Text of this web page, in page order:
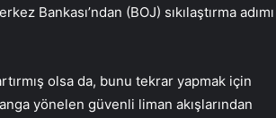
Bankası’ndan (BOJ) sıkılaştırma adımı
olsa da, bunu tekrar yapmak için
yönelen güvenli liman akışlarından